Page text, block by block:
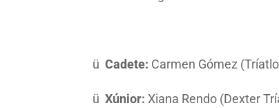
üCadete: Carmen Gómez
üXúnior: Xiana Rendo (Dexter